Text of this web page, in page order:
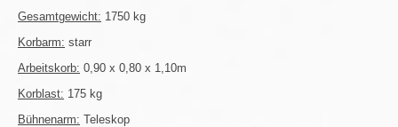
Gesamtgewicht: 1750 kg
Korbarm: starr
Arbeitskorb: 0,90 x 0,80 x 1,10m
Korblast: 175 kg
Bühnenarm: Teleskop